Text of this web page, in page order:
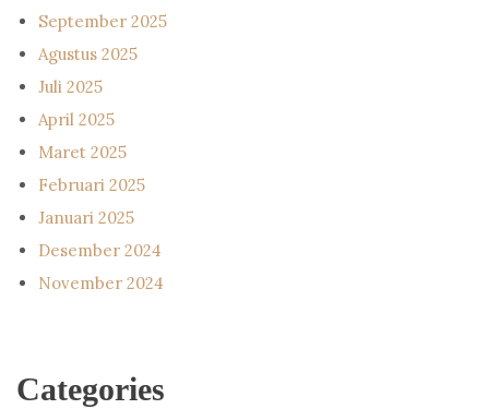
September 2025
Agustus 2025
Juli 2025
April 2025
Maret 2025
Februari 2025
Januari 2025
Desember 2024
November 2024
Categories